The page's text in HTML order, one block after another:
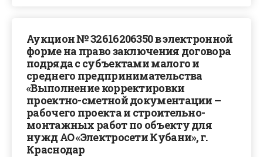
Аукцион № 32616206350 в электронной
форме на право заключения договора
подряда с субъектами малого и
среднего предпринимательства
«Выполнение корректировки
проектно-сметной документации –
рабочего проекта и строительно-
монтажных работ по объекту для
нужд АО «Электросети Кубани», г.
Краснодар